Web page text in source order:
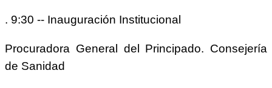
. 9:30 -- Inauguración Institucional
Procuradora General del Principado. Consejería
de Sanidad